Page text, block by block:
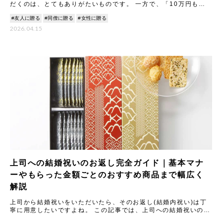
だくのは、とてもありがたいものです。 一方で、「10万円もの
にな
#友人に贈る #同僚に贈る #女性に贈る
2026.04.15
上司への結婚祝いのお返し完全ガイド｜基本マナ
ーやもらった金額ごとのおすすめ商品まで幅広く
解説
上司から結婚祝いをいただいたら、そのお返し(結婚内祝い)は丁
寧に用意したいですよね。 この記事では、上司への結婚祝いのお